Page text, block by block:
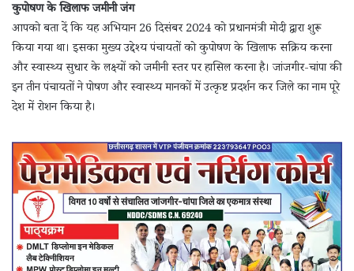
कुपोषण के खिलाफ जमीनी जंग
आपको बता दें कि यह अभियान 26 दिसंबर 2024 को प्रधानमंत्री मोदी द्वारा शुरू
किया गया था। इसका मुख्य उद्देश्य पंचायतों को कुपोषण के खिलाफ सक्रिय करना
और स्वास्थ्य सुधार के लक्ष्यों को जमीनी स्तर पर हासिल करना है। जांजगीर-चांपा की
इन तीन पंचायतों ने पोषण और स्वास्थ्य मानकों में उत्कृष्ट प्रदर्शन कर जिले का नाम पूरे
देश में रोशन किया है।